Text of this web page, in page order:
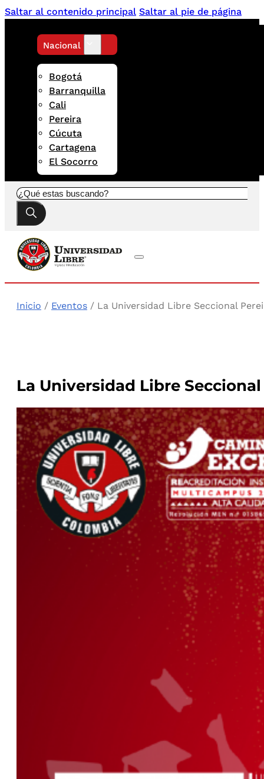
Saltar al contenido principal Saltar al pie de página
Nacional
Bogotá
Barranquilla
Cali
Pereira
Cúcuta
Cartagena
El Socorro
Buscar
Inicio / Eventos / La Universidad Libre Seccional
La Universidad Libre